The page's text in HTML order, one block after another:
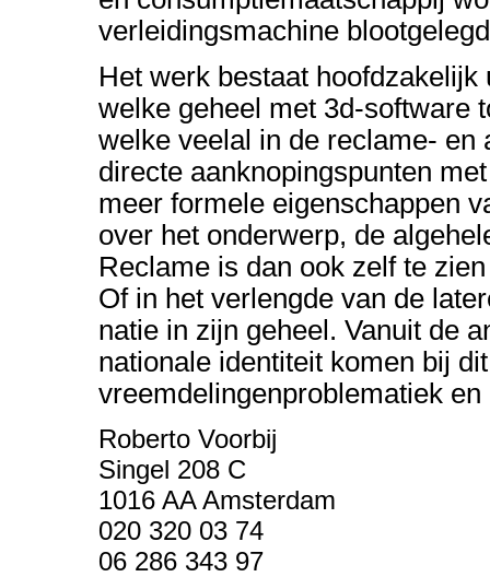
verleidingsmachine
Het werk bestaat
welke geheel met 3d-software
welke veelal in de reclame- en
directe aanknopingspunten
meer formele eigenschappen
over het onderwerp, de
Reclame is dan ook zelf te
Of in het verlengde van de
natie in zijn geheel. Vanuit de
nationale identiteit komen bij
vreemdelingenproblematiek en
Roberto Voorbij
Singel 208 C
1016 AA Amsterdam
020 320 03 74
06 286 343 97